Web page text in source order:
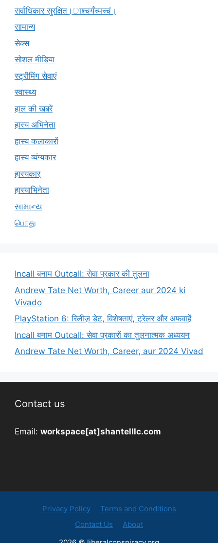
सर्वाधिकार सुरक्षित।ाश्चर्यंच्मच्चं।
सामान्य
सेक्स
सोशल मीडिया
स्ट्रीमिंग सेवाएं
स्वास्थ्य
हाल की खबरें
हास्य अभिनेता
हास्य कलाकारों
हास्य व्यंग्यकार
हास्यकार्
हास्याभिनेता
સામાન્ય
பொது
Incall बनाम Outcall: सेवा प्रकार की तुलना
Andrew Tate Net Worth, Career aur 2024 ki
Vivado
PlayStation 6: रिलीज़ डेट, विशेषताएं, ट्रेलर और अफवाहें
Incall बनाम Outcall: सेवा प्रकारों का तुलनात्मक अध्ययन
Andrew Tate Net Worth, Career, aur 2024 Vivad
Contact us
Email: workspace[at]shantelllc.com
Privacy Policy
Terms and Conditions
Contact Us
About